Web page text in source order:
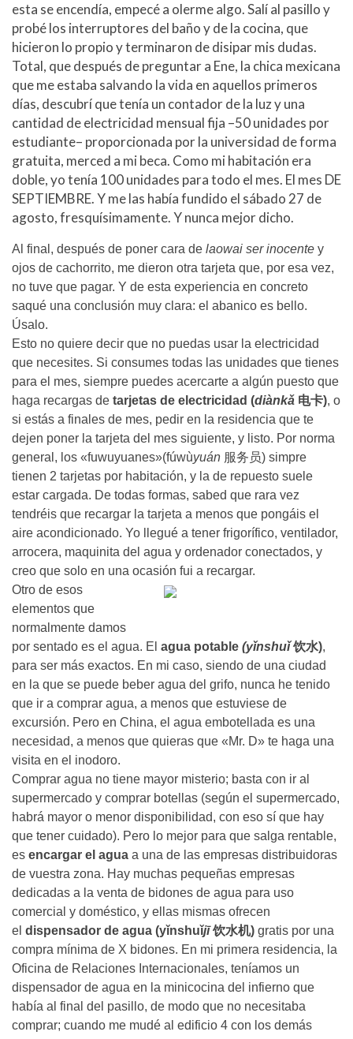
esta se encendía, empecé a olerme algo. Salí al pasillo y
probé los interruptores del baño y de la cocina, que
hicieron lo propio y terminaron de disipar mis dudas.
Total, que después de preguntar a Ene, la chica mexicana
que me estaba salvando la vida en aquellos primeros
días, descubrí que tenía un contador de la luz y una
cantidad de electricidad mensual fija –50 unidades por
estudiante– proporcionada por la universidad de forma
gratuita, merced a mi beca. Como mi habitación era
doble, yo tenía 100 unidades para todo el mes. El mes DE
SEPTIEMBRE. Y me las había fundido el sábado 27 de
agosto, fresquísimamente. Y nunca mejor dicho.
Al final, después de poner cara de laowai ser inocente y
ojos de cachorrito, me dieron otra tarjeta que, por esa vez,
no tuve que pagar. Y de esta experiencia en concreto
saqué una conclusión muy clara: el abanico es bello.
Úsalo.
Esto no quiere decir que no puedas usar la electricidad
que necesites. Si consumes todas las unidades que tienes
para el mes, siempre puedes acercarte a algún puesto que
haga recargas de tarjetas de electricidad (diànkǎ 电卡), o
si estás a finales de mes, pedir en la residencia que te
dejen poner la tarjeta del mes siguiente, y listo. Por norma
general, los «fuwuyuanes»(fúwùyuán 服务员) simpre
tienen 2 tarjetas por habitación, y la de repuesto suele
estar cargada. De todas formas, sabed que rara vez
tendréis que recargar la tarjeta a menos que pongáis el
aire acondicionado. Yo llegué a tener frigorífico, ventilador,
arrocera, maquinita del agua y ordenador conectados, y
creo que solo en una ocasión fui a recargar.
Otro de esos
elementos que
normalmente damos
por sentado es el agua. El agua potable (yǐnshuǐ饮水),
para ser más exactos. En mi caso, siendo de una ciudad
en la que se puede beber agua del grifo, nunca he tenido
que ir a comprar agua, a menos que estuviese de
excursión. Pero en China, el agua embotellada es una
necesidad, a menos que quieras que «Mr. D» te haga una
visita en el inodoro.
Comprar agua no tiene mayor misterio; basta con ir al
supermercado y comprar botellas (según el supermercado,
habrá mayor o menor disponibilidad, con eso sí que hay
que tener cuidado). Pero lo mejor para que salga rentable,
es encargar el agua a una de las empresas distribuidoras
de vuestra zona. Hay muchas pequeñas empresas
dedicadas a la venta de bidones de agua para uso
comercial y doméstico, y ellas mismas ofrecen
el dispensador de agua (yǐnshuǐjī饮水机) gratis por una
compra mínima de X bidones. En mi primera residencia, la
Oficina de Relaciones Internacionales, teníamos un
dispensador de agua en la minicocina del infierno que
había al final del pasillo, de modo que no necesitaba
comprar; cuando me mudé al edificio 4 con los demás